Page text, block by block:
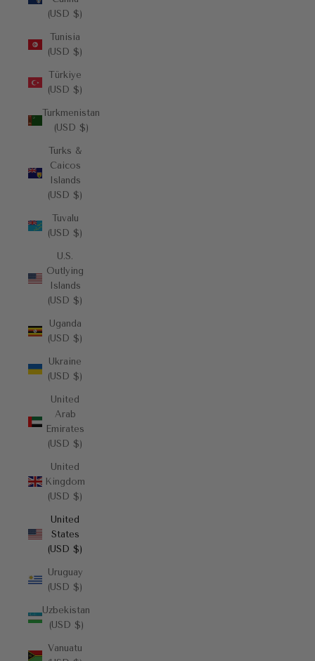
(USD $)
Tunisia
(USD $)
Türkiye
(USD $)
Turkmenistan
(USD $)
Turks &
Caicos
Islands
(USD $)
Tuvalu
(USD $)
U.S.
Outlying
Islands
(USD $)
Uganda
(USD $)
Ukraine
(USD $)
United
Arab
Emirates
(USD $)
United
Kingdom
(USD $)
United
States
(USD $)
Uruguay
(USD $)
Uzbekistan
(USD $)
Vanuatu